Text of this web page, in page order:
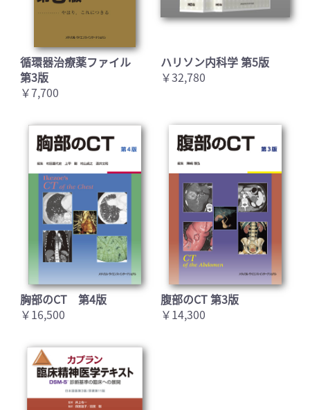
循環器治療薬ファイル
第3版
￥7,700
ハリソン内科学 第5版
￥32,780
胸部のCT 第4版
￥16,500
腹部のCT 第3版
￥14,300